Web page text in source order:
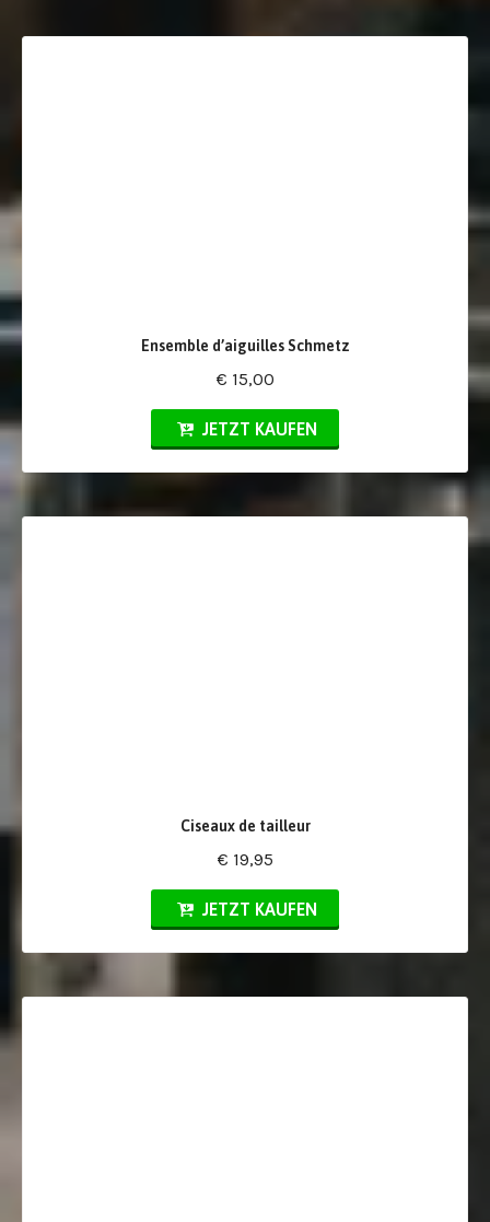
Ensemble d’aiguilles Schmetz
€ 15,00
JETZT KAUFEN
Ciseaux de tailleur
€ 19,95
JETZT KAUFEN